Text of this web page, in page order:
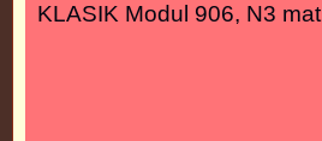
KLASIK Modul 906, N3 mat